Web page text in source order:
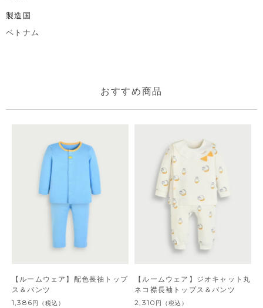
製造国
ベトナム
おすすめ商品
【ルームウェア】配色長袖トップ
ス＆パンツ
1,386円 （税込）
【ルームウェア】ジオキャット丸
ネコ襟長袖トップス＆パンツ
2,310 円 （税込）